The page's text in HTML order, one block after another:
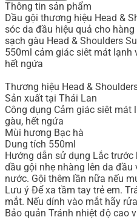
Thông tin sản phẩm
Dầu gội thương hiệu Head &
sóc da đầu hiệu quả cho
sạch gàu Head & Shoulders
550ml cảm giác siêt mát lạnh
hết ngứa
Thương hiệu Head &
Sản xuất tại Thái Lan
Công dụng Cảm giác siêt mát
gàu, hết ngứa
Mùi hương Bạc hà
Dung tích 550ml
Hướng dẫn sử dụng Lắc
dầu gội nhẹ nhàng lên da đầu
nước. Gội thêm lần nữa nếu
Lưu ý Để xa tầm tay trẻ em.
mắt. Nếu dính vào mắt hãy
Bảo quản Tránh nhiệt độ cao